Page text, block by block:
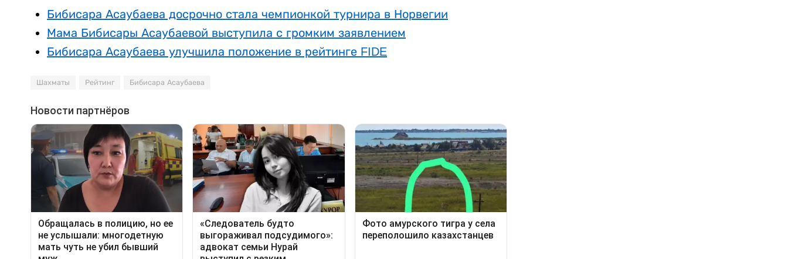
Бибисара Асаубаева досрочно стала чемпионкой турнира в Норвегии
Мама Бибисары Асаубаевой выступила с громким заявлением
Бибисара Асаубаева улучшила положение в рейтинге FIDE
Шахматы Рейтинг Бибисара Асаубаева